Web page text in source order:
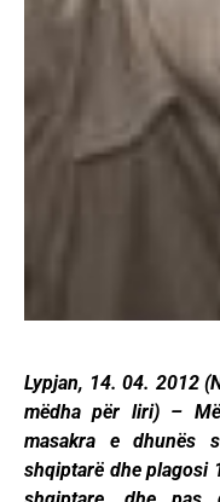
Lypjan, 14. 04. 2012
mëdha për liri) –
masakra e dhunës
shqiptarë dhe plagosi